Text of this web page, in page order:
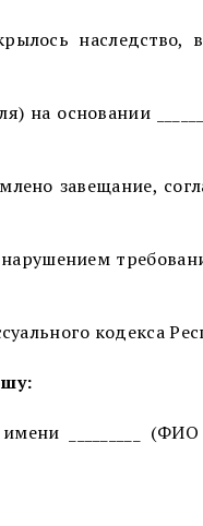
наследство,
на основании
завещание,
кодекса
имени _________